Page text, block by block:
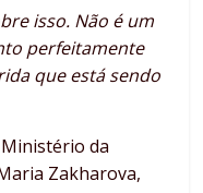
isso. Não é um
perfeitamente
que está sendo
da
Zakharova,